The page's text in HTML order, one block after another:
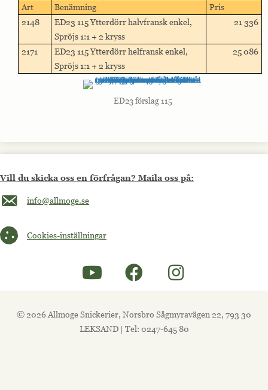
Art Benämning
Pris
2148
ED23 115 Ytterdörr halvfransk enkel,
Spröjs 1:1 + 2 kryss
21 336
2171
ED23 115 Ytterdörr helfransk enkel,
Spröjs 1:1 + 2 kryss
25 086
ED23 förslag 115
Vill du skicka oss en förfrågan? Maila oss på:
Maila oss på info@allmoge.se
info@allmoge.se
Cookies-inställningar
Cookies-inställningar
© 2026 Allmoge Snickerier, Norsbro Sågmyravägen 22, 793 30
LEKSAND | Tel: 0247-645 80